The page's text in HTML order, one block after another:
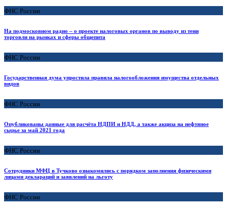
ФНС России
На подмосковном радио – о проекте налоговых органов по выводу из тени
торговли на рынках и сферы общепита
ФНС России
Государственная дума упростила правила налогообложения имущества отдельных
видов
ФНС России
Опубликованы данные для расчёта НДПИ и НДД, а также акциза на нефтяное
сырье за май 2021 года
ФНС России
Сотрудники МФЦ в Тучково ознакомились с порядком заполнения физическими
лицами деклараций и заявлений на льготу
ФНС России